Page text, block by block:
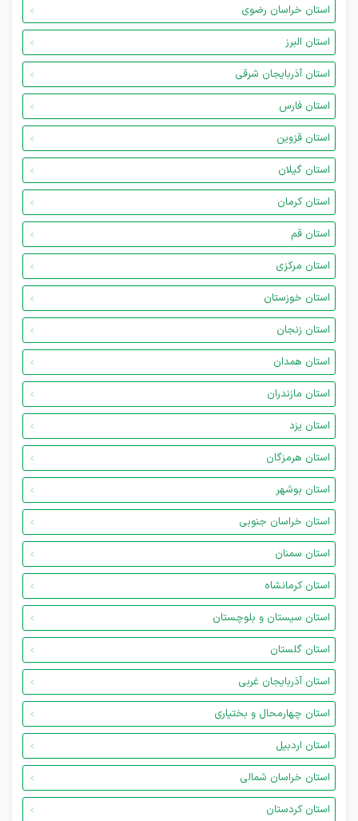
استان خراسان رضوی
استان البرز
استان آذربایجان شرقی
استان فارس
استان قزوین
استان گیلان
استان کرمان
استان قم
استان مرکزی
استان خوزستان
استان زنجان
استان همدان
استان مازندران
استان یزد
استان هرمزگان
استان بوشهر
استان خراسان جنوبی
استان سمنان
استان کرمانشاه
استان سیستان و بلوچستان
استان گلستان
استان آذربایجان غربی
استان چهارمحال و بختیاری
استان اردبیل
استان خراسان شمالی
استان کردستان